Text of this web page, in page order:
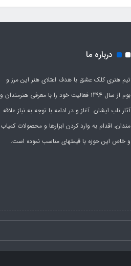
درباره ما
تیم هنری کلک عشق با هدف اعتلای هنر این مرز و
بوم از سال 1394 فعالیت خود را با معرفی هنرمندان و
آثار ناب ایشان آغاز و در ادامه با توجه به نیاز علاقه
مندان، اقدام به وارد کردن ابزارها و محصولات کمیاب
و خاص این حوزه با قیمتهای مناسب نموده است.